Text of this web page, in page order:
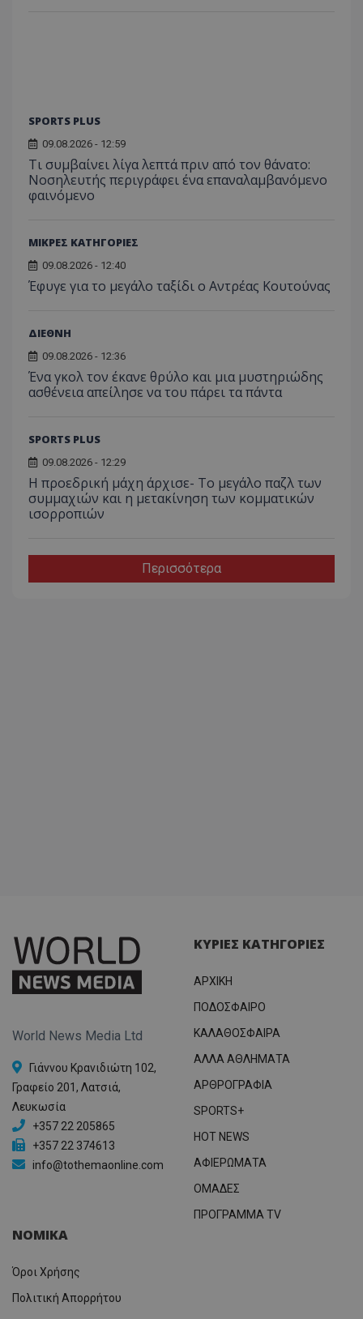
SPORTS PLUS
09.08.2026 - 12:59
Τι συμβαίνει λίγα λεπτά πριν από τον θάνατο:
Νοσηλευτής περιγράφει ένα επαναλαμβανόμενο
φαινόμενο
ΜΙΚΡΕΣ ΚΑΤΗΓΟΡΙΕΣ
09.08.2026 - 12:40
Έφυγε για το μεγάλο ταξίδι ο Αντρέας Κουτούνας
ΔΙΕΘΝΗ
09.08.2026 - 12:36
Ένα γκολ τον έκανε θρύλο και μια μυστηριώδης
ασθένεια απείλησε να του πάρει τα πάντα
SPORTS PLUS
09.08.2026 - 12:29
Η προεδρική μάχη άρχισε- Το μεγάλο παζλ των
συμμαχιών και η μετακίνηση των κομματικών
ισορροπιών
Περισσότερα
World News Media Ltd
Γιάννου Κρανιδιώτη 102,
Γραφείο 201, Λατσιά,
Λευκωσία
+357 22 205865
+357 22 374613
info@tothemaonline.com
ΚΥΡΙΕΣ ΚΑΤΗΓΟΡΙΕΣ
ΑΡΧΙΚΗ
ΠΟΔΟΣΦΑΙΡΟ
ΚΑΛΑΘΟΣΦΑΙΡΑ
ΑΛΛΑ ΑΘΛΗΜΑΤΑ
ΑΡΘΡΟΓΡΑΦΙΑ
SPORTS+
HOT NEWS
ΑΦΙΕΡΩΜΑΤΑ
ΟΜΑΔΕΣ
ΠΡΟΓΡΑΜΜΑ TV
ΝΟΜΙΚΑ
Όροι Χρήσης
Πολιτική Απορρήτου